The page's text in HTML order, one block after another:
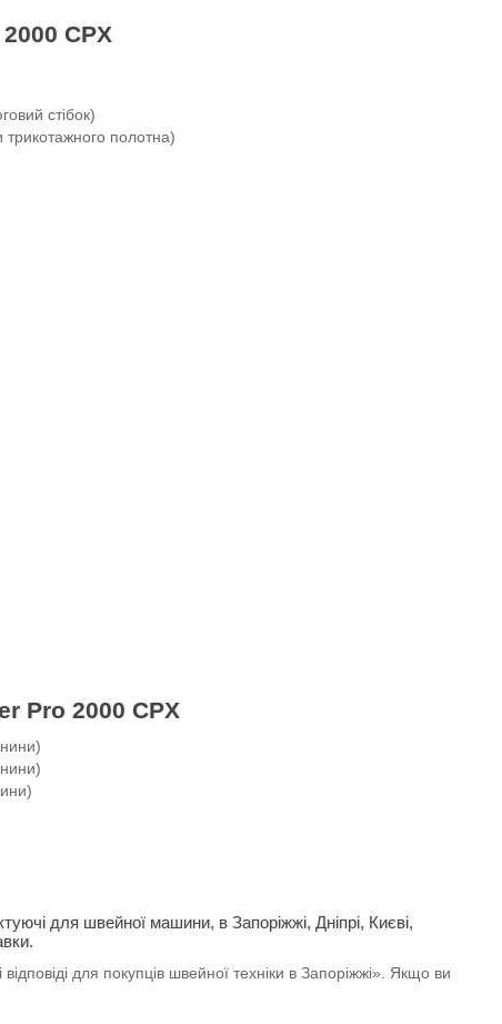
CPX
стібок)
полотна)
Pro 2000 CPX
для швейної машини, в Запоріжжі, Дніпрі, Києві,
для покупців швейної техніки в Запоріжжі». Якщо ви